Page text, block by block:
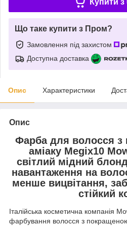
Що таке купити з Пром?
Замовлення під захистом
Доступна доставка
Опис Характеристики
Опис
Фарба для волосся з
аміаку Megix10
світлий мідний
навантаження на
менше вицвітання,
стійкий
Італійська косметична компанія
фарбування волосся з